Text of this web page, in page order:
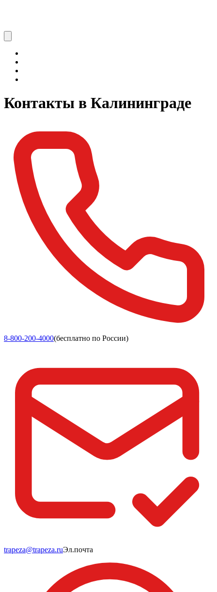
Контакты в Калининградe
8-800-200-4000(бесплатно по России)
trapeza@trapeza.ruЭл.почта